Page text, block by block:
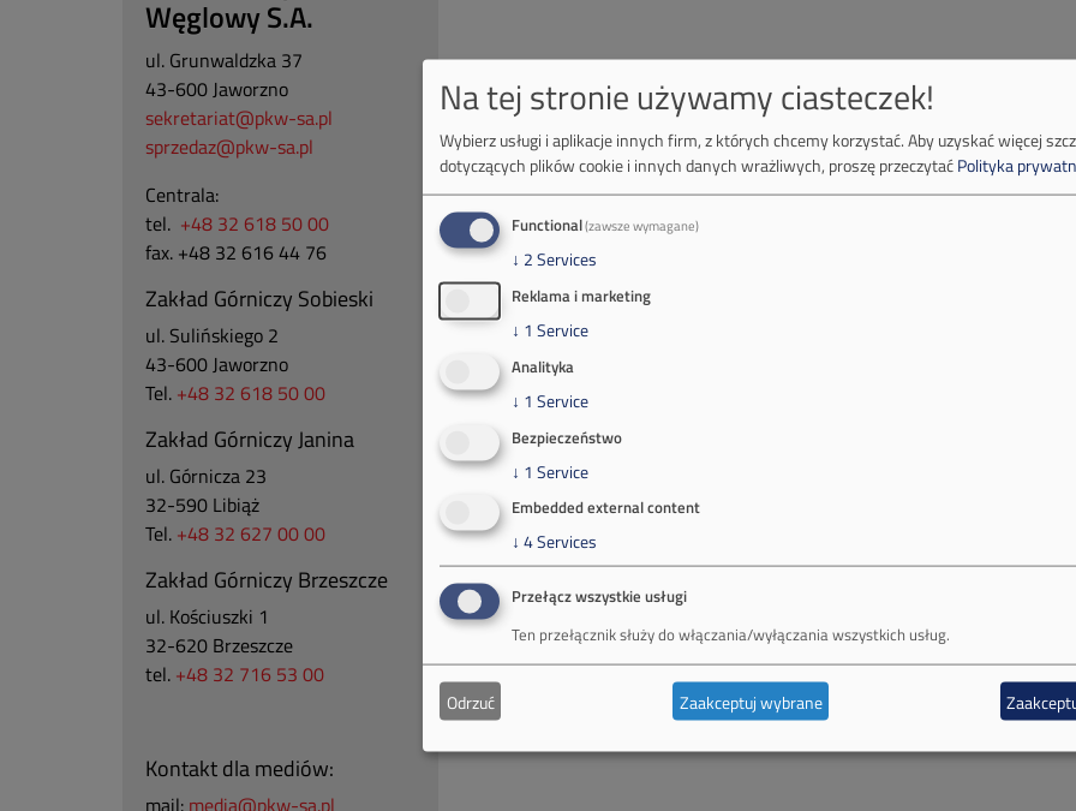
Węglowy S.A.
ul. Grunwaldzka 37
43-600 Jaworzno
sekretariat@pkw-sa.pl
sprzedaz@pkw-sa.pl
Centrala:
tel. +48 32 618 50 00
fax. +48 32 616 44 76
Zakład Górniczy Sobieski
ul. Sulińskiego 2
43-600 Jaworzno
Tel. +48 32 618 50 00
Zakład Górniczy Janina
ul. Górnicza 23
32-590 Libiąż
Tel. +48 32 627 00 00
Zakład Górniczy Brzeszcze
ul. Kościuszki 1
32-620 Brzeszcze
tel. +48 32 716 53 00
Kontakt dla mediów:
mail: media@pkw-sa.pl
Na tej stronie używamy ciasteczek!
Wybierz usługi i aplikacje innych firm, z których chcemy korzystać.Aby uzyskać więcej
dotyczących plików cookie i innych danych wrażliwych, proszę przeczytaćPolityka
Functional(zawsze wymagane)
↓ 2Services
Reklama i marketing
↓ 1 Service
Analityka
↓ 1 Service
Bezpieczeństwo
↓ 1 Service
Embedded external content
↓ 4Services
Przełącz wszystkie usługi
Ten przełącznik służy do włączania/wyłączania wszystkich usług.
Odrzuć Zaakceptuj wybrane